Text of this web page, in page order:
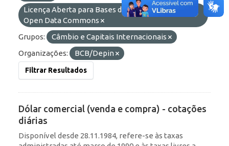
Licença Aberta para Bases de Dados (ODbL) do
Open Data Commons
Grupos:
Câmbio e Capitais Internacionais
Organizações:
BCB/Depin
Filtrar Resultados
Dólar comercial (venda e compra) - cotações
diárias
Disponível desde 28.11.1984, refere-se às taxas